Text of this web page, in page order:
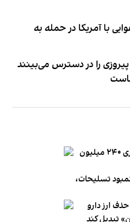
با آمریکا در حمله به
را در دسترس می‌بینند
میانگین قیمت مسکن در تهران به متری ۲۴۰ میلیون
تسلیحات،
ارز دارو